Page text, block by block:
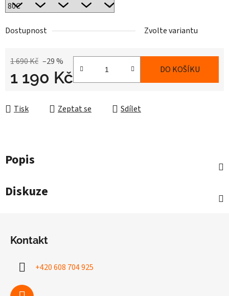
Dostupnost Zvolte variantu
1 690 Kč –29 %
1 190 Kč DO KOŠÍKU
Tisk Zeptat se Sdílet
Popis
Diskuze
Kontakt
+420 608 704 925